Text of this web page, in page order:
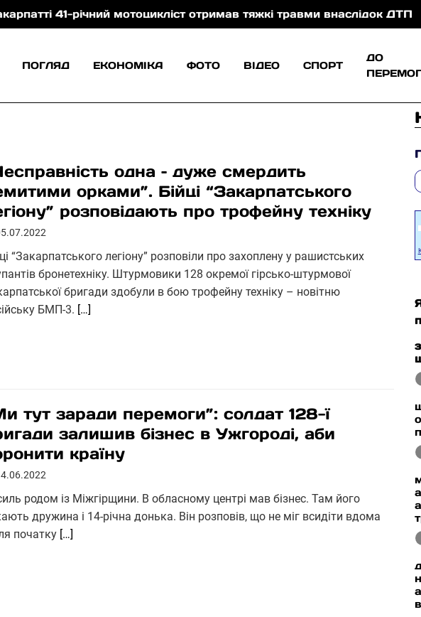
річний мотоцикліст отримав тяжкі травми внаслідок ДТП В
ПОГЛЯД ЕКОНОМІКА ФОТО ВІДЕО СПОРТ
ДО
одна – дуже смердить
орками”. Бійці “Закарпатського
розповідають про трофейну техніку
“Закарпатського легіону” розповіли про захоплену у рашистських
бронетехніку. Штурмовики 128 окремої гірсько-штурмової
бригади здобули в бою трофейну техніку – новітню
БМП-3. […]
тут заради перемоги”: солдат 128-ї
залишив бізнес в Ужгороді, аби
країну
родом із Міжгірщини. В обласному центрі мав бізнес. Там його
дружина і 14-річна донька. Він розповів, що не міг всидіти вдома
початку […]